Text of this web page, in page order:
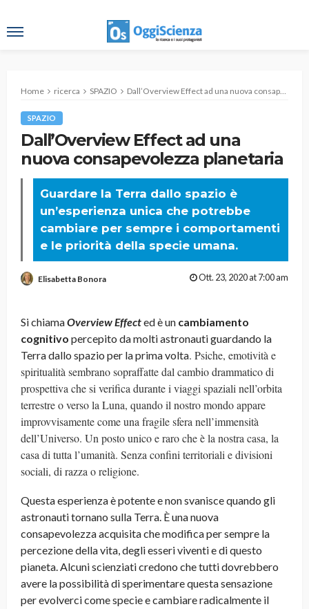
Home ricerca SPAZIO Dall’Overview Effect ad una nuova consapevolezza planetaria
SPAZIO
Dall’Overview Effect ad una
nuova consapevolezza planetaria
Guardare la Terra dallo spazio è
un’esperienza unica che potrebbe
cambiare per sempre i comportamenti
e le priorità della specie umana.
Elisabetta Bonora Ott. 23, 2020 at 7:00 am
Si chiamaOverview Effected è un cambiamento
cognitivo percepito da molti astronauti guardando la
Terra dallo spazio per la prima volta. Psiche, emotività e
spiritualità sembrano sopraffatte dal cambio drammatico di
prospettiva che si verifica durante i viaggi spaziali nell’orbita
terrestre o verso la Luna, quando il nostro mondo appare
improvvisamente come una fragile sfera nell’immensità
dell’Universo. Un posto unico e raro che è la nostra casa, la
casa di tutta l’umanità. Senza confini territoriali e divisioni
sociali, di razza o religione.
Questa esperienza è potente e non svanisce quando gli
astronauti tornano sulla Terra. È una nuova
consapevolezza acquisita che modifica per sempre la
percezione della vita, degli esseri viventi e di questo
pianeta. Alcuni scienziati credono che tutti dovrebbero
avere la possibilità di sperimentare questa sensazione
per evolverci come specie e cambiare radicalmente il